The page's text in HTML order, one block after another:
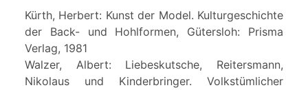
Kürth, Herbert: Kunst der Model. Kulturgeschichte
der Back- und Hohlformen, Gütersloh: Prisma
Verlag, 1981
Walzer, Albert: Liebeskutsche, Reitersmann,
Nikolaus und Kinderbringer. Volkstümlicher